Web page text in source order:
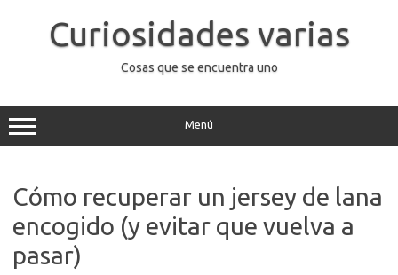
contenidoCuriosidades varias
Cosas que se encuentra uno
Menú
Cómo recuperar un jersey de lana
encogido (y evitar que vuelva a
pasar)